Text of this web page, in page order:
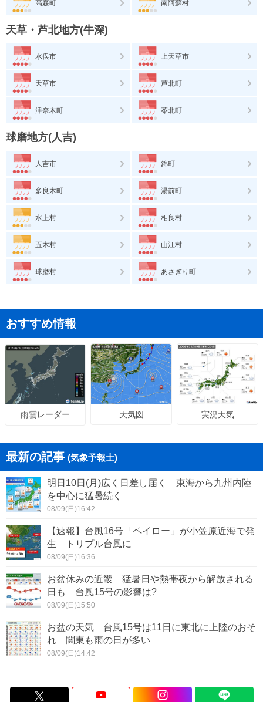
高森町 南阿蘇村
天草・芦北地方(牛深)
水俣市 上天草市
天草市 芦北町
津奈木町 苓北町
球磨地方(人吉)
人吉市 錦町
多良木町 湯前町
水上村 相良村
五木村 山江村
球磨村 あさぎり町
おすすめ情報
雨雲レーダー 天気図 実況天気
最新の記事 (気象予報士)
明日10日(月)広く日差し届く 東海から九州内陸
を中心に猛暑続く
08/09(日)16:42
【速報】台風16号「ペイロー」が小笠原近海で発
生 トリプル台風に
08/09(日)16:36
お盆休みの近畿 猛暑日や熱帯夜から解放される
日も 台風15号の影響は?
08/09(日)15:50
お盆の天気 台風15号は11日に東北に上陸のおそ
れ 関東も雨の日が多い
08/09(日)14:42